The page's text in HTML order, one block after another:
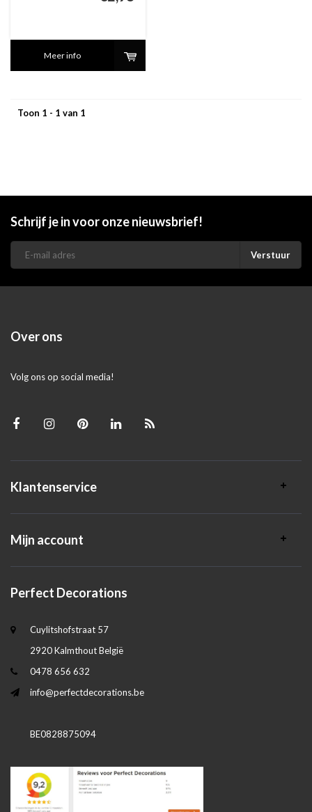
Meer info
Toon 1 - 1 van 1
Schrijf je in voor onze nieuwsbrief!
Verstuur
Over ons
Volg ons op social media!
Klantenservice
Mijn account
Perfect Decorations
Cuylitshofstraat 57
2920 Kalmthout België
0478 656 632
info@perfectdecorations.be
BE0828875094